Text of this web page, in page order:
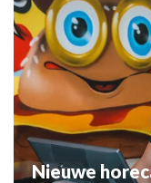
Nieuwe